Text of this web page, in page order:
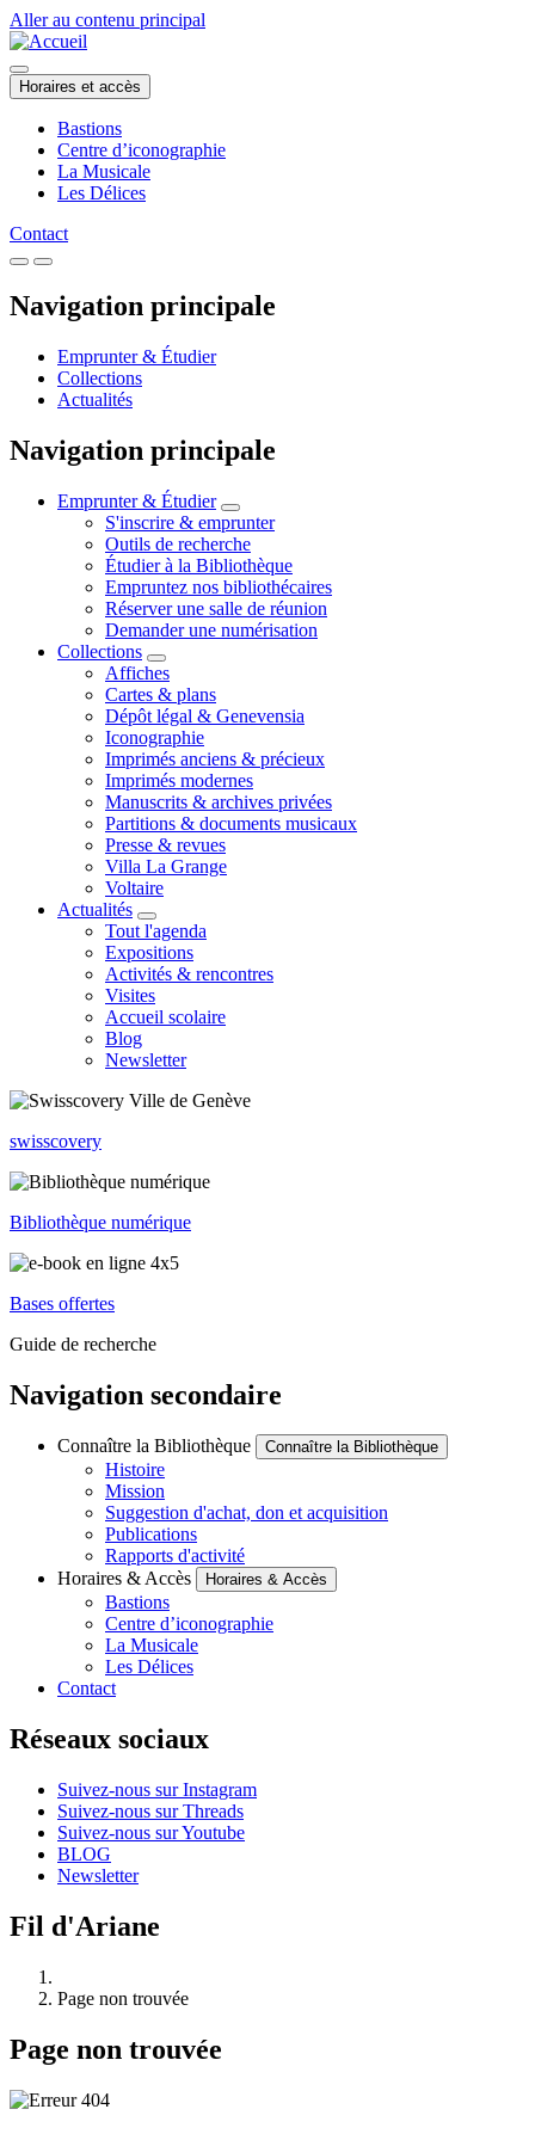
Aller au contenu principal
Horaires et accès
Bastions
Centre d’iconographie
La Musicale
Les Délices
Contact
Navigation principale
Emprunter & Étudier
Collections
Actualités
Navigation principale
Emprunter & Étudier
S'inscrire & emprunter
Outils de recherche
Étudier à la Bibliothèque
Empruntez nos bibliothécaires
Réserver une salle de réunion
Demander une numérisation
Collections
Affiches
Cartes & plans
Dépôt légal & Genevensia
Iconographie
Imprimés anciens & précieux
Imprimés modernes
Manuscrits & archives privées
Partitions & documents musicaux
Presse & revues
Villa La Grange
Voltaire
Actualités
Tout l'agenda
Expositions
Activités & rencontres
Visites
Accueil scolaire
Blog
Newsletter
swisscovery
Bibliothèque numérique
Bases offertes
Guide de recherche
Navigation secondaire
Connaître la Bibliothèque Connaître la Bibliothèque
Histoire
Mission
Suggestion d'achat, don et acquisition
Publications
Rapports d'activité
Horaires & Accès
Horaires & Accès
Bastions
Centre d’iconographie
La Musicale
Les Délices
Contact
Réseaux sociaux
Suivez-nous sur Instagram
Suivez-nous sur Threads
Suivez-nous sur Youtube
BLOG
Newsletter
Fil d'Ariane
Page non trouvée
Page non trouvée